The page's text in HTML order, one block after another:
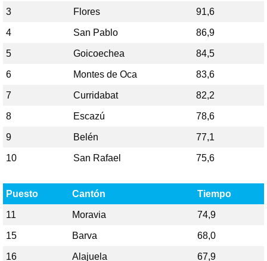
3 Flores 91,6
4 San Pablo 86,9
5 Goicoechea 84,5
6 Montes de Oca 83,6
7 Curridabat 82,2
8 Escazú 78,6
9 Belén 77,1
10 San Rafael 75,6
Puesto Cantón Tiempo
11 Moravia 74,9
15 Barva 68,0
16 Alajuela 67,9